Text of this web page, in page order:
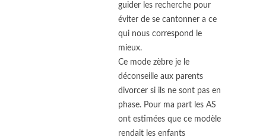
guider les recherche pour
éviter de se cantonner a ce
qui nous correspond le
mieux.
Ce mode zèbre je le
déconseille aux parents
divorcer si ils ne sont pas en
phase. Pour ma part les AS
ont estimées que ce modèle
rendait les enfants